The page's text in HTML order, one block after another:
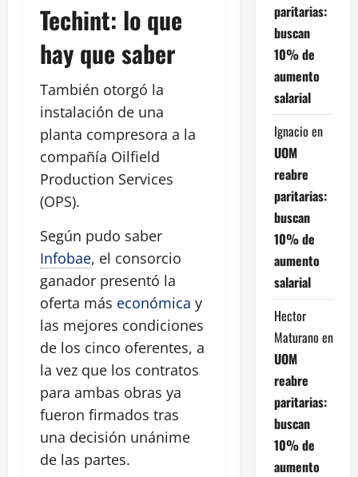
Techint: lo que
hay que saber
También otorgó la
instalación de una
planta compresora a la
compañía Oilfield
Production Services
(OPS).
Según pudo saber
Infobae, el consorcio
ganador presentó la
oferta más económica y
las mejores condiciones
de los cinco oferentes, a
la vez que los contratos
para ambas obras ya
fueron firmados tras
una decisión unánime
de las partes.
paritarias:
buscan
10% de
aumento
salarial
Ignacio en
UOM
reabre
paritarias:
buscan
10% de
aumento
salarial
Hector
Maturano en
UOM
reabre
paritarias:
buscan
10% de
aumento